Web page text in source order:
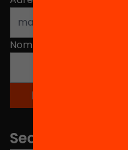
Nom
Seccions